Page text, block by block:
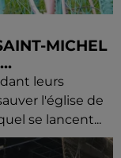
MICHEL
leurs
l'église de
se lancent...